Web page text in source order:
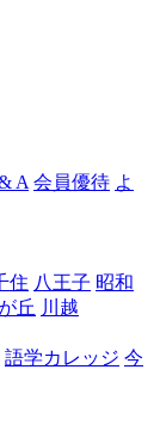
A 会員優待 よ
住 八王子 昭和
丘 川越
語学カレッジ 今